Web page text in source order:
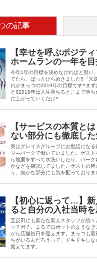
の記事
【幸せを呼ぶポジテ
ホームランの一年を
今年1年の目標を決めなければと思い
てたら、ぱっとひらめきました!!『大
れがまっつの2019年の目標です!!まず
と!!2018年は人生落ちるとこまで落ち
に上がっていくだけ!!
【サービスの本質と
ない部分にも徹底し
実はグレイスグループにお世話にな
マ―パークで働いていました。ゲスト
ら地面をすべて水洗いしたり、パー
かなどを確認してました。ゲストの
う、細かな部分にも気を配っておりま
【初心に返って…】
ると自分の入社当時
五反田にも新たな新人スタッフが続
ッチガチ。まるでロボットのような
がら店舗初日を迎えます。まっつも
ちがいるんだろうって、ドキドキし
覚えてます。